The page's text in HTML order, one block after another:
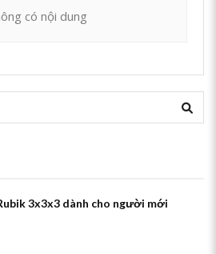
có nội dung
3x3x3 dành cho người mới